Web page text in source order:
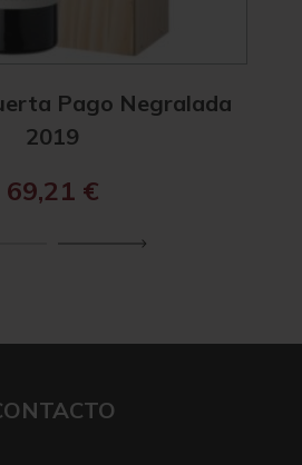
Pago Negralada
2019
69,21 €